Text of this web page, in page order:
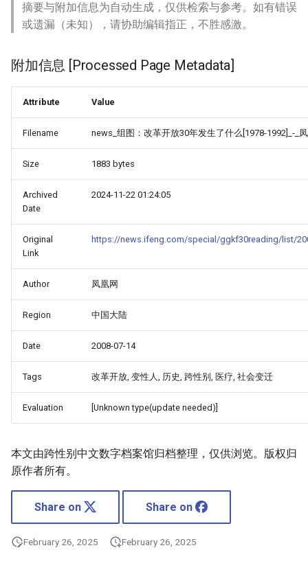
摘要与附加信息为自动生成，仅供检索与参考。如有错误
或遗漏（未知），请协助编辑指正，不胜感激。
附加信息 [Processed Page Metadata]
Attribute Value
Filename news_组图：改革开放30年发生了什么[1978-1992]_-_
Size 1883 bytes
Archived
Date
2024-11-22 01:24:05
Original
Link
https://news.ifeng.com/special/ggkf30reading/list/
Author 凤凰网
Region 中国大陆
Date 2008-07-14
Tags 改革开放, 变性人, 历史, 跨性别, 医疗, 社会变迁
Evaluation [Unknown type(update needed)]
本文由跨性别中文数字档案馆归档整理，仅供浏览。版权归
原作者所有。
Share on Share on
February 26, 2025 February 26, 2025